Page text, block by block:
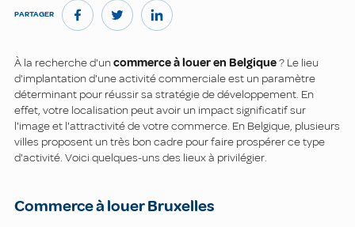
PARTAGER
À la recherche d'uncommerce à louer en Belgique? Le lieu
d'implantation d'une activité commerciale est un paramètre
déterminant pour réussir sa stratégie de développement. En
effet, votre localisation peut avoir un impact significatif sur
l'image et l'attractivité de votre commerce. En Belgique, plusieurs
villes proposent un très bon cadre pour faire prospérer ce type
d'activité. Voici quelques-uns des lieux à privilégier.
Commerce à louer Bruxelles